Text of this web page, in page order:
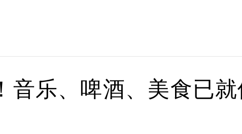
音乐、啤酒、美食已